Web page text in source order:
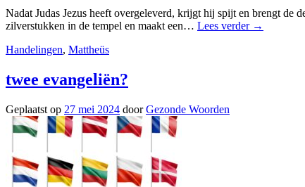
Nadat Judas Jezus heeft overgeleverd, krijgt hij spijt en brengt de
zilverstukken in de tempel en maakt een… Lees verder →
Handelingen, Mattheüs
twee evangeliën?
Geplaatst op 27 mei 2024 doorGezonde Woorden